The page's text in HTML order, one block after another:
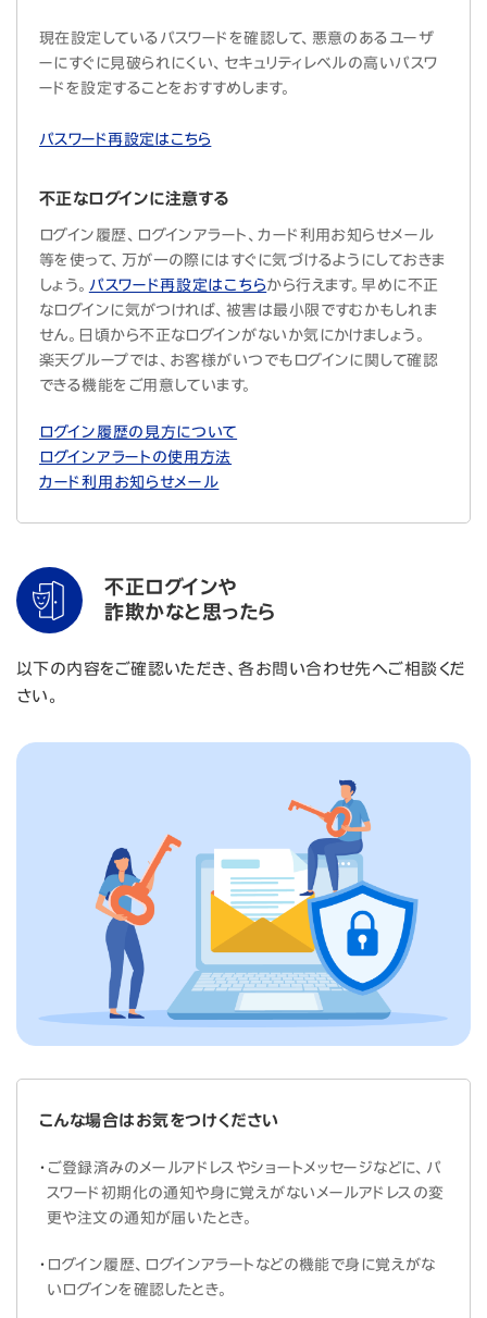
現在設定しているパスワードを確認して、悪意のあるユーザ
ーにすぐに見破られにくい、セキュリティレベルの高いパスワ
ードを設定することをおすすめします。
パスワード再設定はこちら
不正なログインに注意する
ログイン履歴、ログインアラート、カード利用お知らせメール
等を使って、万が一の際にはすぐに気づけるようにしておきま
しょう。 パスワード再設定はこちらから行えます。早めに不正
なログインに気がつければ、被害は最小限ですむかもしれま
せん。日頃から不正なログインがないか気にかけましょう。
楽天グループでは、お客様がいつでもログインに関して確認
できる機能をご用意しています。
ログイン履歴の見方について
ログインアラートの使用方法
カード利用お知らせメール
不正ログインや
詐欺かなと思ったら
以下の内容をご確認いただき、各お問い合わせ先へご相談くだ
さい。
こんな場合はお気をつけください
ご登録済みのメールアドレスやショートメッセージなどに、パ
スワード初期化の通知や身に覚えがないメールアドレスの変
更や注文の通知が届いたとき。
ログイン履歴、ログインアラートなどの機能で身に覚えがな
いログインを確認したとき。